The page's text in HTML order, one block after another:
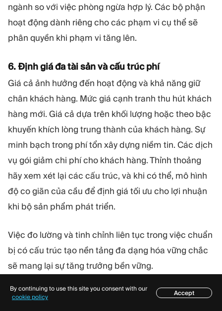
ngành so với việc phòng ngừa hợp lý. Các bộ phận
hoạt động dành riêng cho các phạm vi cụ thể sẽ
phân quyền khi phạm vi tăng lên.
6. Định giá đa tài sản và cấu trúc phí
Giá cả ảnh hưởng đến hoạt động và khả năng giữ
chân khách hàng. Mức giá cạnh tranh thu hút khách
hàng mới. Giá cả dựa trên khối lượng hoặc theo bậc
khuyến khích lòng trung thành của khách hàng. Sự
minh bạch trong phí tổn xây dựng niềm tin. Các dịch
vụ gói giảm chi phí cho khách hàng. Thỉnh thoảng
hãy xem xét lại các cấu trúc, và khi có thể, mô hình
độ co giãn của cầu để định giá tối ưu cho lợi nhuận
khi bộ sản phẩm phát triển.
Việc đo lường và tinh chỉnh liên tục trong việc chuẩn
bị có cấu trúc tạo nền tảng đa dạng hóa vững chắc
sẽ mang lại sự tăng trưởng bền vững.
7. Những Thực Hành Tốt Nhất để Đa Dạng Hóa
Mục lục
By continuing to use this site you consent with our
cookie policy
Accept